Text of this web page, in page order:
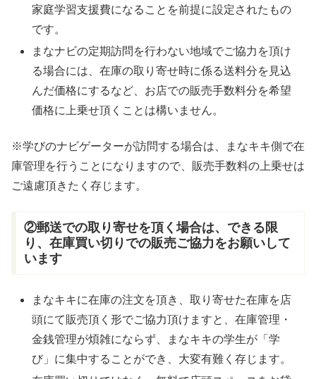
家庭学習支援費になることを前提に設定されたもの
です。
まなナビの定期訪問を行わない地域でご協力を頂け
る場合には、在庫の取り寄せ時に係る送料分を見込
んだ価格にするなど、お店での販売手数料分を希望
価格に上乗せ頂くことは構いません。
※学びのナビゲーターが訪問する場合は、まなキキ側で在
庫管理を行うことになりますので、販売手数料の上乗せは
ご遠慮頂きたく存じます。
②郵送での取り寄せを頂く場合は、できる限
り、在庫買い切りでの販売ご協力をお願いして
います
まなキキに在庫の注文を頂き、取り寄せた在庫を店
頭にて販売頂く形でご協力頂けますと、在庫管理・
金銭管理が煩雑にならず、まなキキの学生が「学
び」に集中することができ、大変有難く存じます。